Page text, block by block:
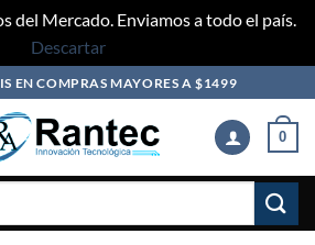
del Mercado. Enviamos a todo el país.
Descartar
EN COMPRAS MAYORES A $1499
0